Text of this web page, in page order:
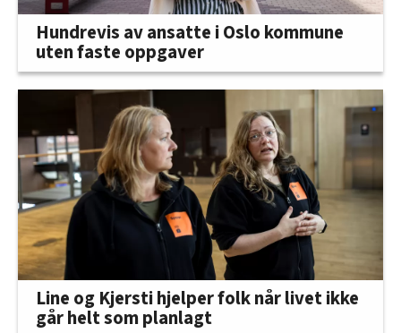
Hundrevis av ansatte i Oslo kommune
uten faste oppgaver
Line og Kjersti hjelper folk når livet ikke
går helt som planlagt